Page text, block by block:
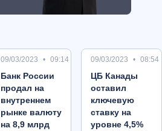
09/03/2023 09:14
Банк России
продал на
внутреннем
рынке валюту
на 8,9 млрд
09/03/2023 08:54
ЦБ Канады
оставил
ключевую
ставку на
уровне 4,5%